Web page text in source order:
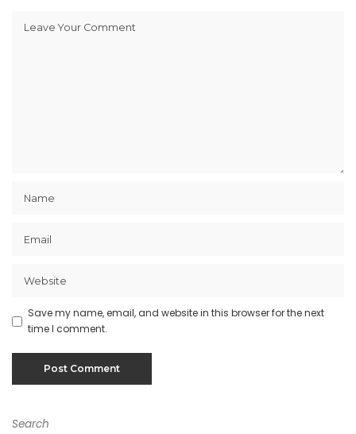
Save my name, email, and website in this browser for the next
time I comment.
Search